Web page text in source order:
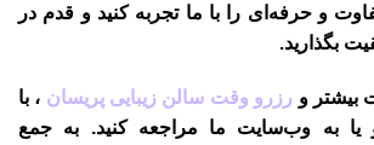
و حرفه‌ای را با ما تجربه کنید و قدم در
بگذارید.
بیشتر و رزرو وقت سالن زیبایی پریسان ، با
یا به وب‌سایت ما مراجعه کنید. به جمع